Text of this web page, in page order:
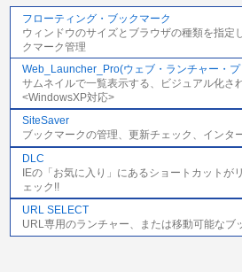
フローティング・ブックマーク
ウィンドウのサイズとブラウザの種類を指定
クマーク管理
Web_Launcher_Pro(ウェブ・ランチャー・プ
サムネイルで一覧表示する、ビジュアル化さ
<WindowsXP対応>
SiteSaver
ブックマークの管理、更新チェック、インタ
DLC
IEの「お気に入り」にあるショートカットが
ェック!!
URL SELECT
URL専用のランチャー、または移動可能なブ